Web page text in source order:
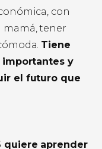
con
mamá, tener
Tiene
importantes y
el futuro que
quiere aprender